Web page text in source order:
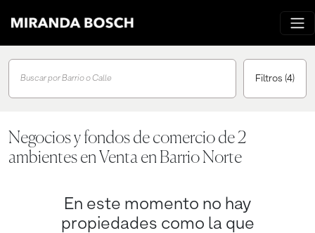
Buscar por Barrio o Calle Filtros (4)
Negocios y fondos de comercio de 2
ambientes en Venta en Barrio Norte
En este momento no hay
propiedades como la que